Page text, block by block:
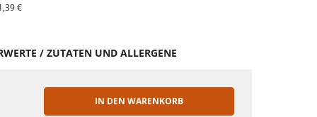
€
/ ZUTATEN UND ALLERGENE
IN DEN WARENKORB